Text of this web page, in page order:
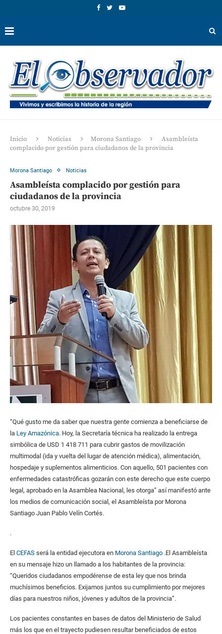
Inicio Noticias Morona Santiago
Asambleísta
complacido por gestión para ciudadanos de la provincia
Morona Santiago Noticias
Asambleísta complacido por gestión para
ciudadanos de la provincia
octubre 30, 2019
“Qué gusto me da saber que nuestra gente comienza a beneficiarse de
la Ley Amazónica. Hoy, la Secretaría técnica ha realizado la entrega
simbólica de USD 1 418 711 para cubrir gastos de movilización
multimodal (ida y vuelta del lugar de atención médica), alimentación,
hospedaje y suplementos alimenticios. Con aquello, 501 pacientes con
enfermedades catastróficas gozarán con este derecho que este cuerpo
legal, aprobado en la Asamblea Nacional, les otorga” así manifestó ante
los medios de comunicación social, el Asambleísta por Morona
Santiago Juan Pablo Velín Cortés.
.
El CEFAS será la entidad ejecutora en Morona Santiago .El Asambleísta
en su mensaje hizo un llamado a los habitantes de la provincia:
“Queridos ciudadanos empodérense de esta ley que nos brinda
muchísimos beneficios. Exijamos juntos su cumplimiento por mejores
días para nuestros niños, jóvenes y adultos de la provincia”.
Los pacientes constantes en bases de datos del Ministerio de Salud
más los que en el trayecto pudiesen resultar beneficiados de estos